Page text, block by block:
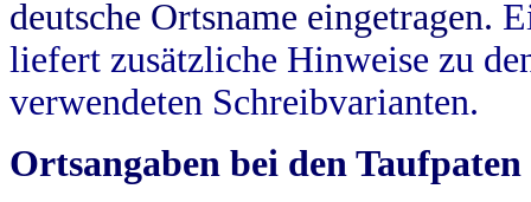
deutsche Ortsname eingetragen.
liefert zusätzliche Hinweise zu
verwendeten Schreibvarianten.
Ortsangaben bei den Taufpaten